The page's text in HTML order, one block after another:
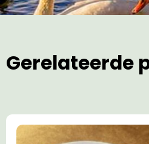
Gerelateerde